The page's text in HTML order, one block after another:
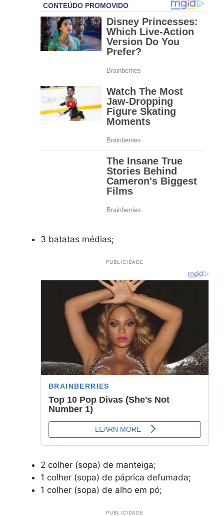
3 batatas médias;
PUBLICIDADE
2 colher (sopa) de manteiga;
1 colher (sopa) de páprica defumada;
1 colher (sopa) de alho em pó;
PUBLICIDADE